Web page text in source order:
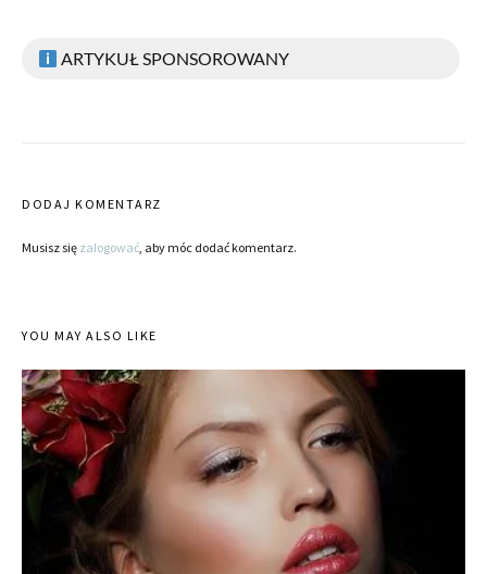
ARTYKUŁ SPONSOROWANY
DODAJ KOMENTARZ
Musisz się zalogować, aby móc dodać komentarz.
YOU MAY ALSO LIKE